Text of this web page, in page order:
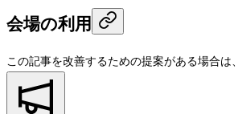
会場の利用
この記事を改善するための提案がある場合は、